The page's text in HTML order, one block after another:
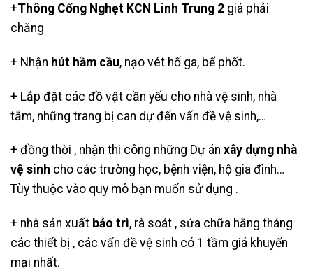
+Thông Cống Nghẹt KCN Linh Trung 2 giá phải
chăng
+ Nhận hút hầm cầu, nạo vét hố ga, bể phốt.
+ Lắp đặt các đồ vật cần yếu cho nhà vệ sinh, nhà
tắm, những trang bị can dự đến vấn đề vệ sinh,…
+ đồng thời , nhận thi công những Dự án xây dựng nhà
vệ sinh cho các trường học, bệnh viện, hộ gia đình…
Tùy thuộc vào quy mô bạn muốn sử dụng .
+ nhà sản xuất bảo trì, rà soát , sửa chữa hằng tháng
các thiết bị , các vấn đề vệ sinh có 1 tầm giá khuyến
mại nhất.